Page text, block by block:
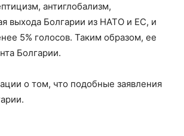
антиглобализм,
выхода Болгарии из НАТО и ЕС, и
5% голосов. Таким образом, ее
Болгарии.
о том, что подобные заявления